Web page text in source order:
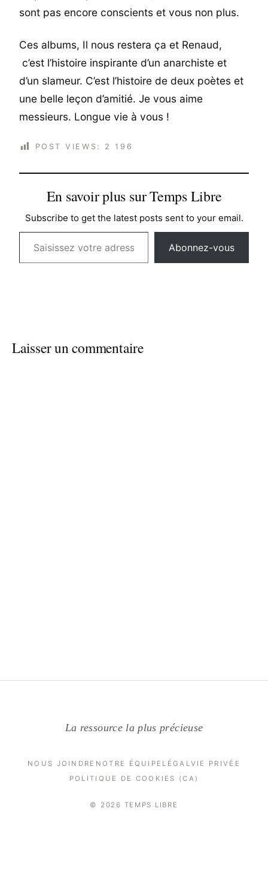
sont pas encore conscients et vous non plus.
Ces albums, Il nous restera ça et Renaud,
c’est l’histoire inspirante d’un anarchiste et
d’un slameur. C’est l’histoire de deux poètes et
une belle leçon d’amitié. Je vous aime
messieurs. Longue vie à vous !
POST VIEWS: 2 196
En savoir plus sur Temps Libre
Subscribe to get the latest posts sent to your email.
Saisissez votre adresse e-mail…
Abonnez-vous
Laisser un commentaire
La ressource la plus précieuse
NOUS JOINDRE NOTRE ÉQUIPE LÉGALVIE PRIVÉE
POLITIQUE DE COOKIES (CA)
© 2026 TEMPS LIBRE